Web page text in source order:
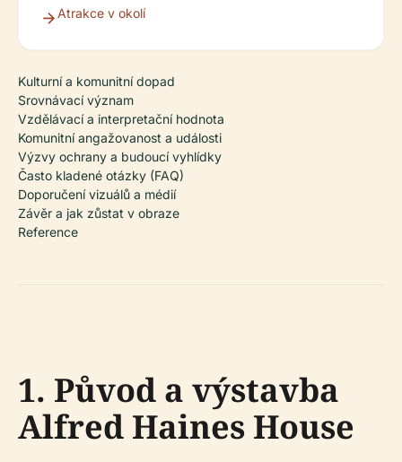
Atrakce v okolí
Kulturní a komunitní dopad
Srovnávací význam
Vzdělávací a interpretační hodnota
Komunitní angažovanost a události
Výzvy ochrany a budoucí vyhlídky
Často kladené otázky (FAQ)
Doporučení vizuálů a médií
Závěr a jak zůstat v obraze
Reference
1. Původ a výstavba
Alfred Haines House